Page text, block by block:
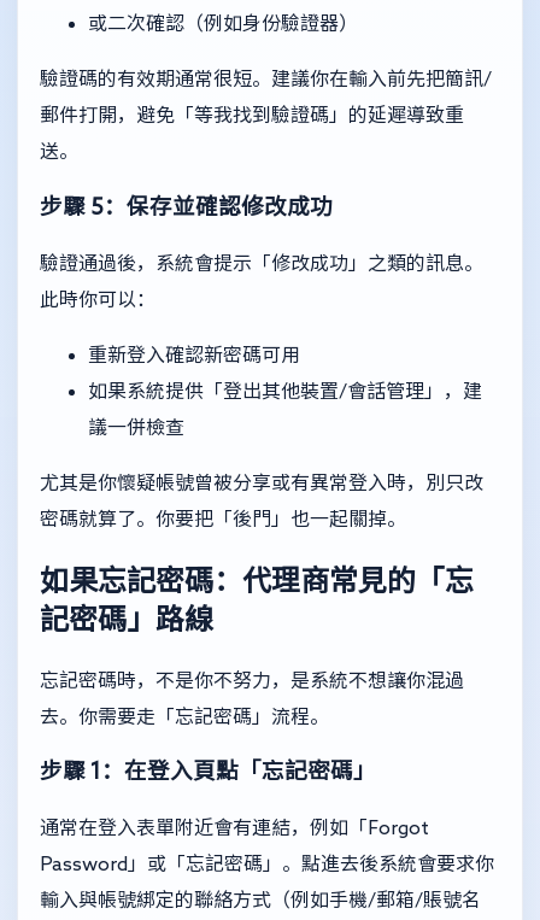
或二次確認（例如身份驗證器）
驗證碼的有效期通常很短。建議你在輸入前先把簡訊/
郵件打開，避免「等我找到驗證碼」的延遲導致重
送。
步驟 5：保存並確認修改成功
驗證通過後，系統會提示「修改成功」之類的訊息。
此時你可以：
重新登入確認新密碼可用
如果系統提供「登出其他裝置/會話管理」，建
議一併檢查
尤其是你懷疑帳號曾被分享或有異常登入時，別只改
密碼就算了。你要把「後門」也一起關掉。
如果忘記密碼：代理商常見的「忘
記密碼」路線
忘記密碼時，不是你不努力，是系統不想讓你混過
去。你需要走「忘記密碼」流程。
步驟 1：在登入頁點「忘記密碼」
通常在登入表單附近會有連結，例如「Forgot
Password」或「忘記密碼」。點進去後系統會要求你
輸入與帳號綁定的聯絡方式（例如手機/郵箱/賬號名